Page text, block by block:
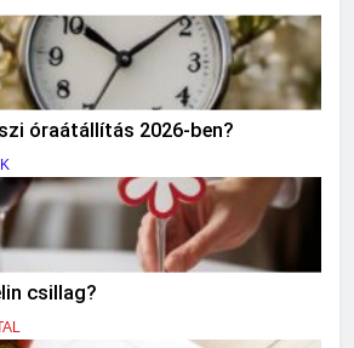
óraátállítás 2026-ben?
csillag?